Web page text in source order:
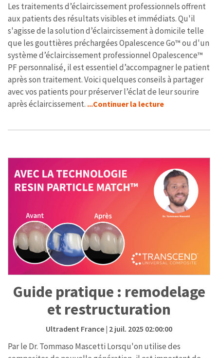
Les traitements d’éclaircissement professionnels offrent
aux patients des résultats visibles et immédiats. Qu'il
s'agisse de la solution d’éclaircissement à domicile telle
que les gouttières préchargées Opalescence Go™ ou d'un
système d’éclaircissement professionnel Opalescence™
PF personnalisé, il est essentiel d’accompagner le patient
après son traitement. Voici quelques conseils à partager
avec vos patients pour préserver l’éclat de leur sourire
après éclaircissement. ...Continuer la lecture
Guide pratique : remodelage
et restructuration
Ultradent France| 2 juil. 2025 02:00:00
Par le Dr. Tommaso Mascetti Lorsqu'on utilise des